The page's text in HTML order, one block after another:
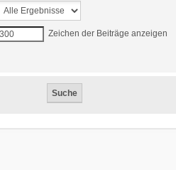
Zeichen der Beiträge anzeigen